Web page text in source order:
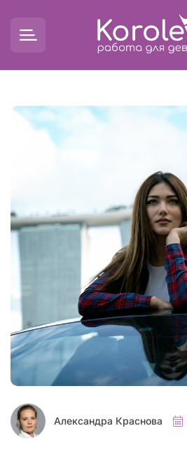
Александра Краснова